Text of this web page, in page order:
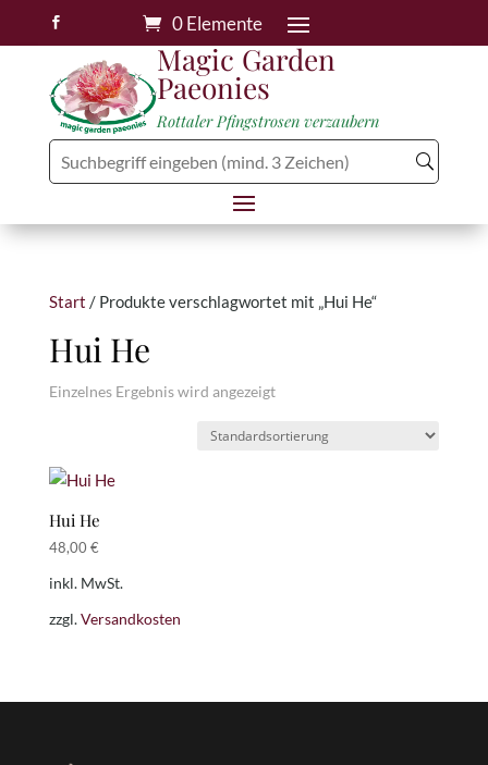
 0 Elemente
Magic Garden
Paeonies
Rottaler Pfingstrosen verzaubern
Start / Produkte verschlagwortet mit „Hui He“
Hui He
Einzelnes Ergebnis wird angezeigt
Hui He
48,00 €
inkl. MwSt.
zzgl.Versandkosten